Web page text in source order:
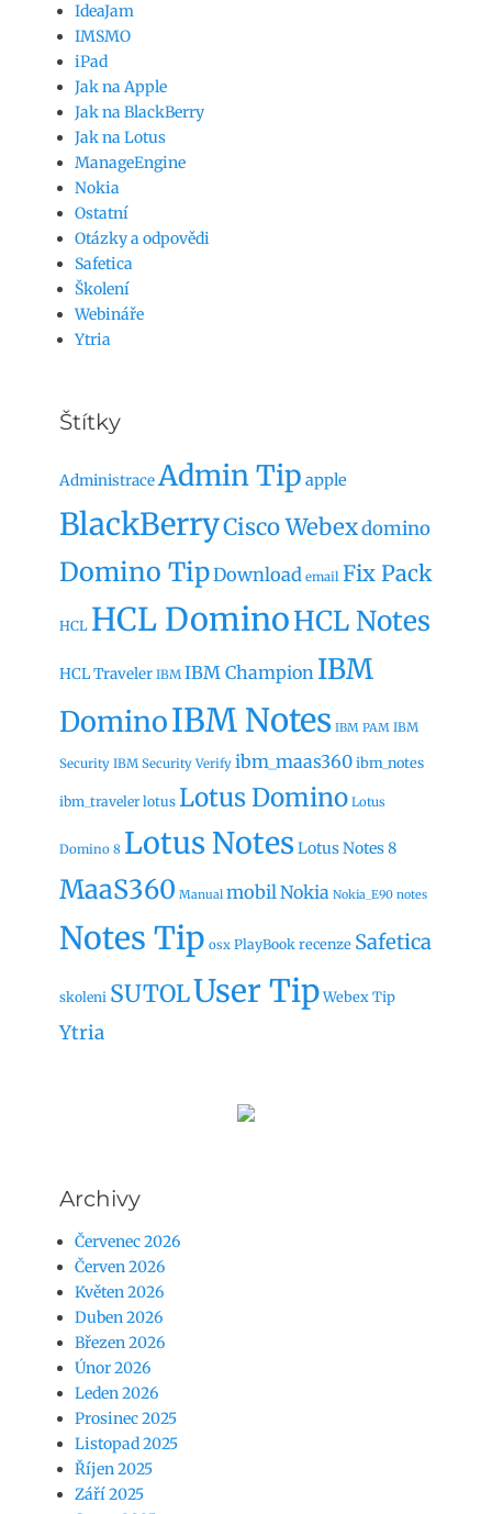
IdeaJam
IMSMO
iPad
Jak na Apple
Jak na BlackBerry
Jak na Lotus
ManageEngine
Nokia
Ostatní
Otázky a odpovědi
Safetica
Školení
Webináře
Ytria
Štítky
AdministraceAdmin Tip apple
BlackBerryCisco Webexdomino
Domino TipDownload email Fix Pack
HCL HCL DominoHCL Notes
HCL Traveler IBM IBM Champion IBM
DominoIBM Notes IBM PAM IBM
Security IBM Security Verify ibm_maas360ibm_notes
ibm_traveler lotus Lotus Domino Lotus
Domino 8 Lotus Notes Lotus Notes 8
MaaS360 Manual mobil Nokia Nokia_E90 notes
Notes Tip osx PlayBook recenze Safetica
skoleni SUTOLUser TipWebex Tip
Ytria
Archivy
Červenec 2026
Červen 2026
Květen 2026
Duben 2026
Březen 2026
Únor 2026
Leden 2026
Prosinec 2025
Listopad 2025
Říjen 2025
Září 2025